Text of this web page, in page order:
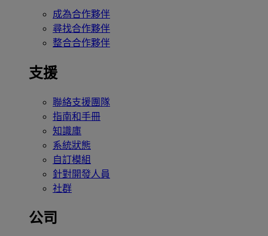
成為合作夥伴
尋找合作夥伴
整合合作夥伴
支援
聯絡支援團隊
指南和手冊
知識庫
系統狀態
自訂模組
針對開發人員
社群
公司